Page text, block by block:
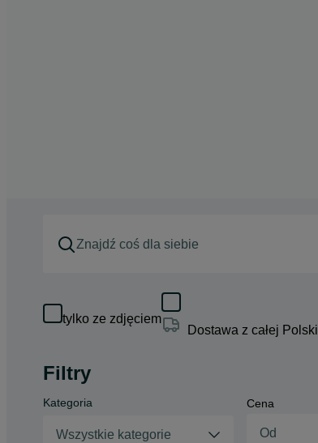
tylko ze zdjęciem
Dostawa z całej Polski
Filtry
Kategoria
Wszystkie kategorie
Cena